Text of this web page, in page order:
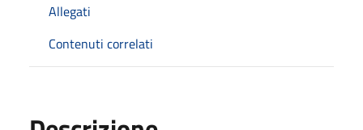
Allegati
Contenuti correlati